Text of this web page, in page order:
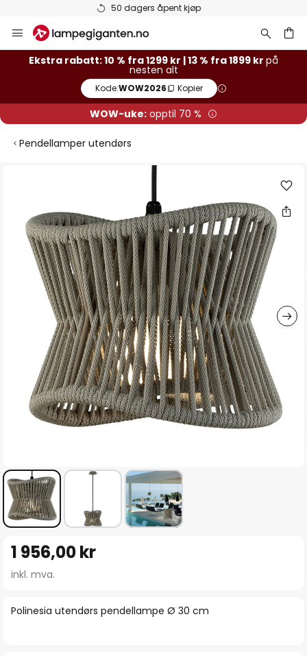
Varer på lager sendes raskt
Hopp
til
innhold
Ekstra rabatt: 10 % fra 1299 kr | 13 % fra 1899 kr på
nesten alt
Kode:WOW2026 Kopier
WOW-uke: opptil 70 %
Pendellamper utendørs
bildegalleri
begynnelsen
bildegalleri
Polinesia utendørs pendellampe Ø 30 cm
1 956,00 kr
inkl. mva.